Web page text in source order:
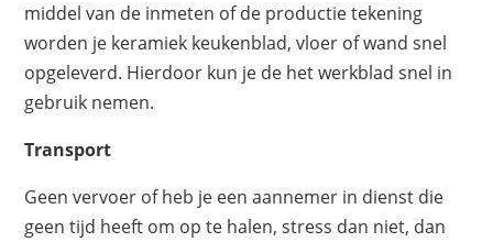
middel van de inmeten of de productie tekening
worden je keramiek keukenblad, vloer of wand snel
opgeleverd. Hierdoor kun je de het werkblad snel in
gebruik nemen.
Transport
Geen vervoer of heb je een aannemer in dienst die
geen tijd heeft om op te halen, stress dan niet, dan